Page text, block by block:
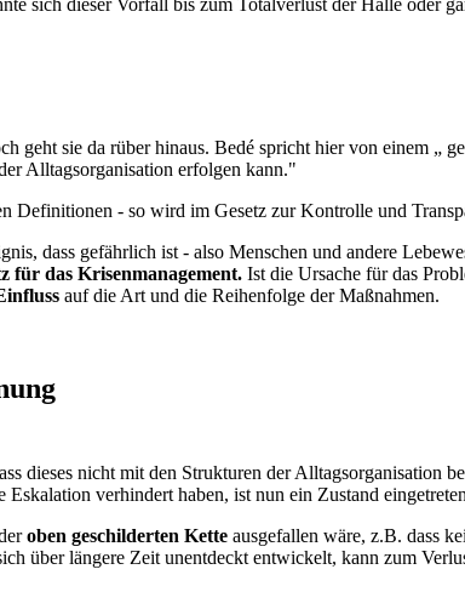
geht sie da rüber hinaus. Bedé spricht hier von einem „
Alltagsorganisation erfolgen kann."
Definitionen - so wird im Gesetz zur Kontrolle und
dass gefährlich ist - also Menschen und andere
für das Krisenmanagement. Ist die Ursache für das
auf die Art und die Reihenfolge der Maßnahmen.
dieses nicht mit den Strukturen der Alltagsorganisation
Eskalation verhindert haben, ist nun ein Zustand
oben geschilderten Kette ausgefallen wäre, z.B. dass
über längere Zeit unentdeckt entwickelt, kann zum